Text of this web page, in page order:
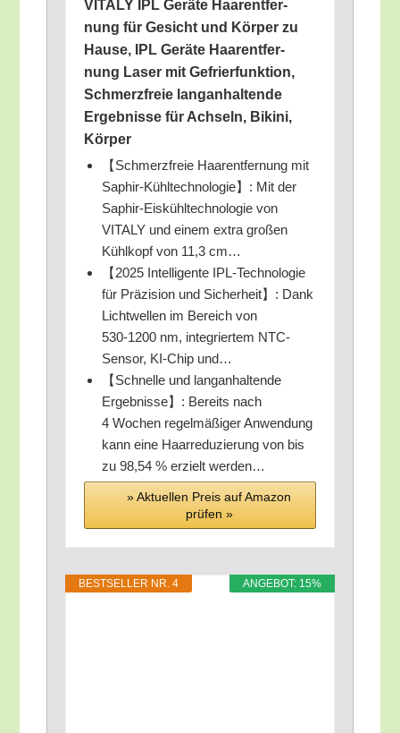
VITALY IPL Gerä­te Haar­ent­fer­
nung für Gesicht und Kör­per zu
Hau­se, IPL Gerä­te Haar­ent­fer­
nung Laser mit Gefrier­funk­ti­on,
Schmerz­freie lang­an­hal­ten­de
Ergeb­nis­se für Ach­seln, Biki­ni,
Körper
【Schmerz­freie Haar­ent­fer­nung mit
Saphir-Kühl­tech­no­lo­gie】: Mit der
Saphir-Eis­kühl­tech­no­lo­gie von
VITALY und einem extra gro­ßen
Kühl­kopf von 11,3 cm…
【2025 Intel­li­gen­te IPL-Tech­no­lo­gie
für Prä­zi­si­on und Sicher­heit】: Dank
Licht­wel­len im Bereich von
530‑1200 nm, inte­grier­tem NTC-
Sen­sor, KI-Chip und…
【Schnel­le und lang­an­hal­ten­de
Ergeb­nis­se】: Bereits nach
4 Wochen regel­mä­ßi­ger Anwen­dung
kann eine Haar­re­du­zie­rung von bis
zu 98,54 % erzielt werden…
» Aktu­el­len Preis auf Ama­zon
prü­fen »
ANGE­BOT: 15%
BEST­SEL­LER NR. 4